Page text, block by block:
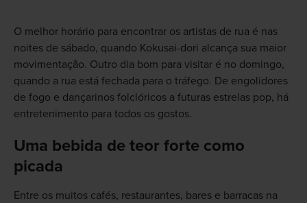
O melhor horário para encontrar os artistas de rua é nas
noites de sábado, quando Kokusai-dori alcança sua maior
movimentação. Outro dia bom para visitar é no domingo,
quando a rua está fechada para o tráfego. De engolidores
de fogo e dançarinos folclóricos a futuras estrelas pop, há
entretenimento para todos os gostos.
Uma bebida de teor forte como
picada
Entre os muitos cafés, restaurantes, bares e barracas na